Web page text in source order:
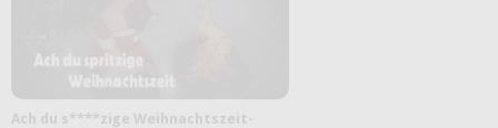
Ach du s****zige Weihnachtszeit-